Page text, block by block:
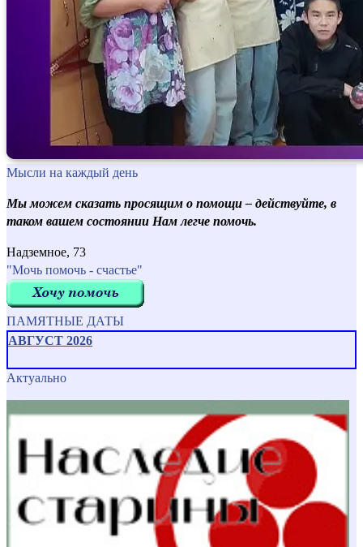
Мысли на каждый день
Мы можем сказать просящим о помощи – действуйте, в
таком вашем состоянии Нам легче помочь.
Надземное, 73
"Мочь помочь - счастье"
ПАМЯТНЫЕ ДАТЫ
АВГУСТ 2026
Актуально